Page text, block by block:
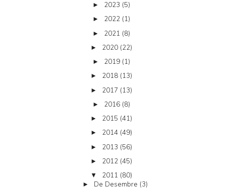
► 2023 (5)
► 2022 (1)
► 2021 (8)
► 2020 (22)
► 2019 (1)
► 2018 (13)
► 2017 (13)
► 2016 (8)
► 2015 (41)
► 2014 (49)
► 2013 (56)
► 2012 (45)
▼ 2011 (80)
► De Desembre (3)